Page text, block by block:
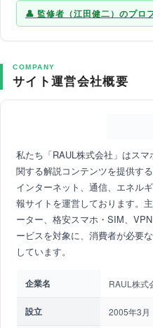
監修者（江田健二）のプロ
COMPANY
サイト運営会社概要
私たち「RAUL株式会社」はス
関する解説コンテンツを提供す
インターネット、通信、エネル
報サイトを運営しております。
ーター、格安スマホ・SIM、
ービスを対象に、消費者が必要
しています。
企業名 RAUL株式
設立 2005年3月